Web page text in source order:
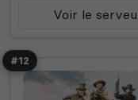
Voir le
#12